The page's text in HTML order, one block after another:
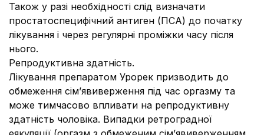
Також у разі необхідності слід визначати
простатоспецифічний антиген (ПСА) до початку
лікування і через регулярні проміжки часу після
нього.
Репродуктивна здатність.
Лікування препаратом Урорек призводить до
обмеження сім’явиверження під час оргазму та
може тимчасово впливати на репродуктивну
здатність чоловіка. Випадки ретроградної